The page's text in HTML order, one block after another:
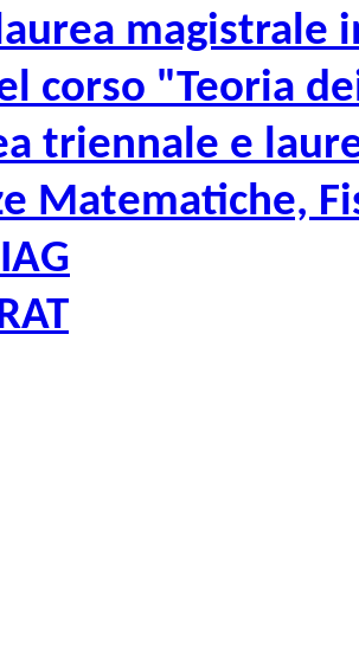
magistrale
corso "Teoria
triennale e
Matematiche,